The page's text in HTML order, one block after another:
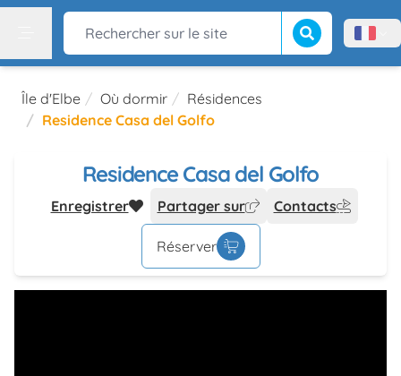
Rechercher sur le site Lancer la Menù
Île d'Elbe Où dormir
Résidences
Residence Casa del Golfo
Residence Casa del Golfo
Enregistrer Partager sur Contacts
Réserver